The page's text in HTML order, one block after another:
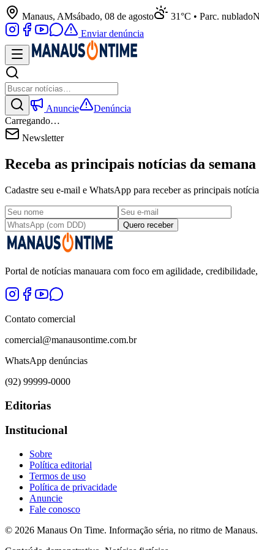
Manaus, AMsábado, 08 de agosto 31°C • Parc. nublado
Enviar denúncia
Anuncie
Denúncia
Carregando…
Newsletter
Receba as principais notícias da semana
Cadastre seu e-mail e WhatsApp para receber as principais
Quero receber
Portal de notícias manauara com foco em agilidade,
Contato comercial
comercial@manausontime.com.br
WhatsApp denúncias
(92) 99999-0000
Editorias
Institucional
Sobre
Política editorial
Termos de uso
Política de privacidade
Anuncie
Fale conosco
© 2026 Manaus On Time. Informação séria, no ritmo de Manaus.